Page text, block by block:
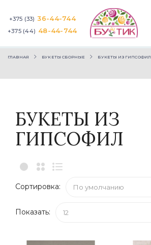
+375 (33) 36-44-744
+375 (44) 48-44-744
ГЛАВНАЯ БУКЕТЫ СБОРНЫЕ БУКЕТЫ ИЗ ГИПСОФИЛ
БУКЕТЫ ИЗ
ГИПСОФИЛ
Сортировка:
Показать: